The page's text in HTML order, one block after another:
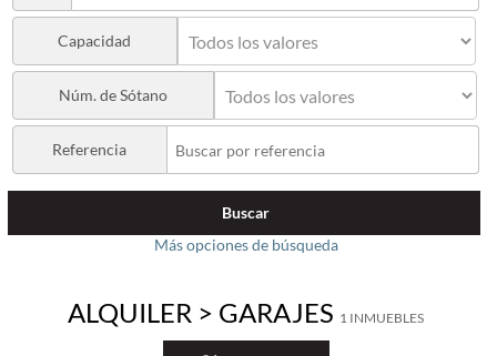
Capacidad
Núm. de Sótano
Referencia
Buscar
Más opciones de búsqueda
ALQUILER > GARAJES 1 INMUEBLES